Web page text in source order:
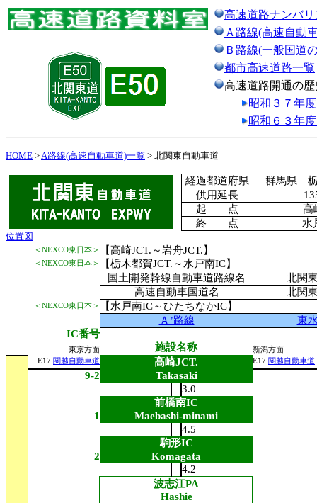
高速道路ナンバ
Ａ路線(高速自動
Ｂ路線(一般国道
都市高速道路一覧
高速道路開通の歴
昭和３７年
昭和６３年
HOME >A路線(高速自動車道)一覧 > 北関東自動車道
経過都道府県
群馬県
供用延長
起 点
高
終 点
水
位置図
＜NEXCO東日本＞ 【高崎JCT.～岩舟JCT.】
＜NEXCO東日本＞
【栃木都賀JCT.～水戸南IC】
国土開発幹線自動車道路線名
北関
高速自動車国道名
北関
＜NEXCO東日本＞
【水戸南IC～ひたちなかIC】
Ａ’路線
東
IC番号
東京方面 施設名称 新潟方面
E17 関越自動車道 高崎JCT. E17 関越自動車道
9-2
Takasaki
3.0
前橋南IC
1
Maebashi-minami
4.5
駒形IC
2
Komagata
4.2
波志江PA
Hashie